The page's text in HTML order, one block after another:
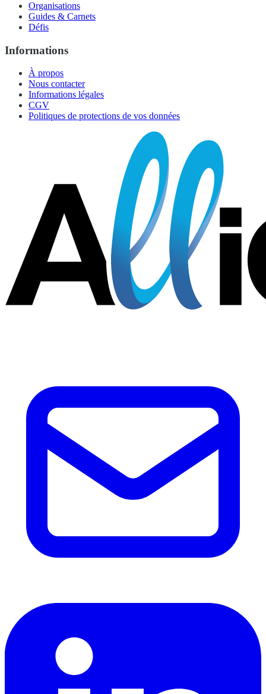
Organisations
Guides & Carnets
Défis
Informations
À propos
Nous contacter
Informations légales
CGV
Politiques de protections de vos données